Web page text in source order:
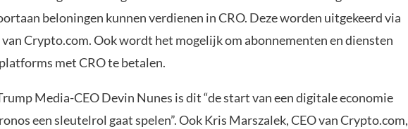
beloningen kunnen verdienen in CRO. Deze worden uitgekeerd via
Crypto.com. Ook wordt het mogelijk om abonnementen en diensten
met CRO te betalen.
Media-CEO Devin Nunes is dit “de start van een digitale economie
een sleutelrol gaat spelen”. Ook Kris Marszalek, CEO van Crypto.com,